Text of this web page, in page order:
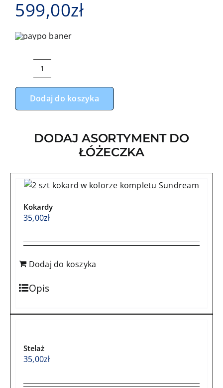
599,00zł
ilość
Komplet
do
elementowy
szarym
z
ochraniaczem
Dodaj do koszyka
DODAJ ASORTYMENT DO
ŁÓŻECZKA
Kokardy
35,00zł
Dodaj do koszyka
Opis
Stelaż
35,00zł